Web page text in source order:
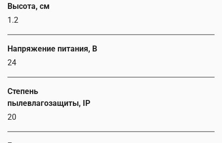
Высота, см
1.2
Напряжение питания, В
24
Степень
пылевлагозащиты, IP
20